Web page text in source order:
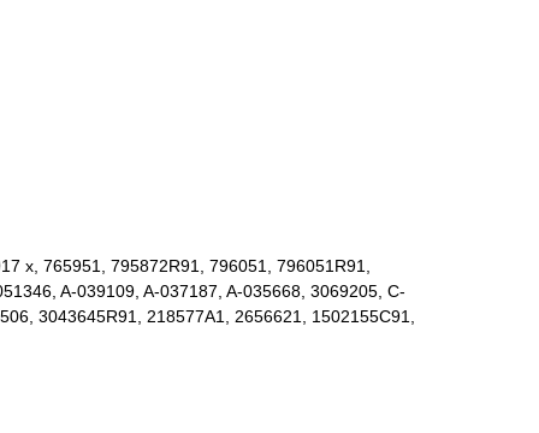
x, 765951, 795872R91, 796051, 796051R91,
A-039109, A-037187, A-035668, 3069205, C-
3043645R91, 218577A1, 2656621, 1502155C91,